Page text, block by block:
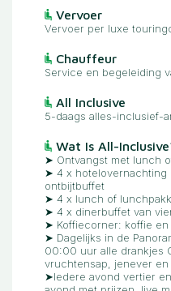
Vervoer
Vervoer per luxe
Chauffeur
Service en begeleiding
All Inclusive
5-daags alles-inclusief-
Wat Is All-
➤ Ontvangst met lunch
➤ 4 x hotelovernachting
ontbijtbuffet
➤ 4 x lunch of
➤ 4 x dinerbuffet van
➤ Koffiecorner: koffie en
➤ Dagelijks in de
00:00 uur alle drankjes
vruchtensap, jenever en
➤Iedere avond vertier